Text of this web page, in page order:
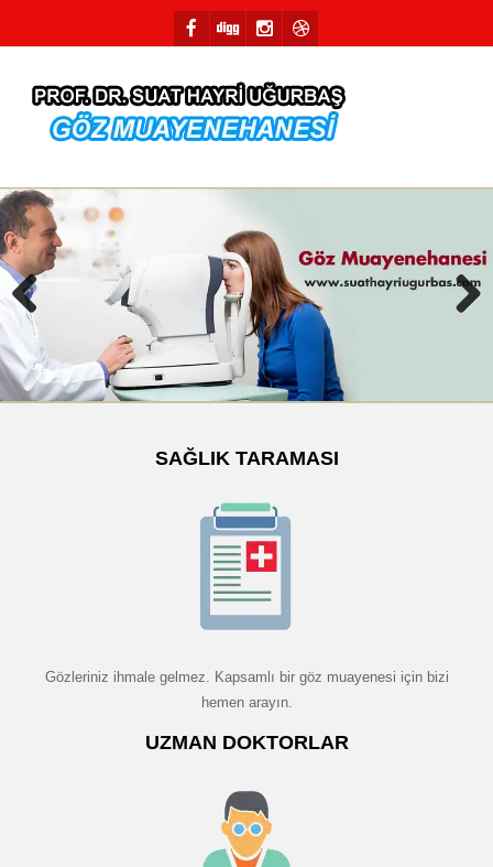
Previous
SAĞLIK TARAMASI
Gözleriniz ihmale gelmez. Kapsamlı bir göz muayenesi için bizi
hemen arayın.
UZMAN DOKTORLAR